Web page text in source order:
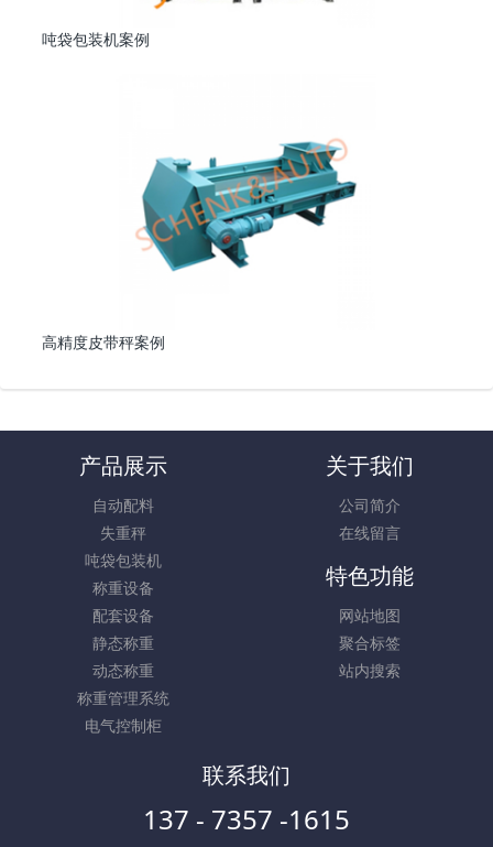
吨袋包装机案例
高精度皮带秤案例
产品展示
自动配料
失重秤
吨袋包装机
称重设备
配套设备
静态称重
动态称重
称重管理系统
电气控制柜
关于我们
公司简介
在线留言
特色功能
网站地图
聚合标签
站内搜索
联系我们
137 - 7357 -1615